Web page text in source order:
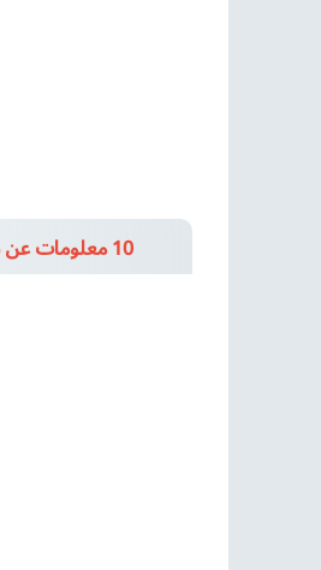
10 معلومات عن نظام التشغيل ويندوز 11 معلومات كاملة وتفصيلية عن نظام التشغيل الجديد Windows 11